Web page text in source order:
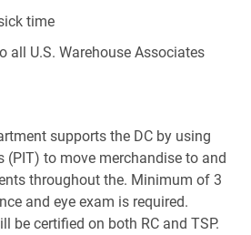
time
all U.S. Warehouse Associates
supports the DC by using
(PIT) to move merchandise to and
throughout the. Minimum of 3
and eye exam is required.
be certified on both RC and TSP.